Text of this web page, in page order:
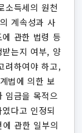
소득세의 원천
계속성과 사
관한 법령 등
는지 여부, 양
려하여야 하고,
법에 의한 보
임금을 목적으
다고 인정되
관한 일부의